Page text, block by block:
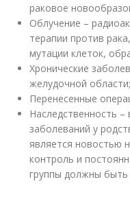
раковое
Облучение –
терапии против
мутации клеток,
Хронические
желудочной области;
Перенесенные
Наследственность –
заболеваний у
является новостью
контроль и
группы должны